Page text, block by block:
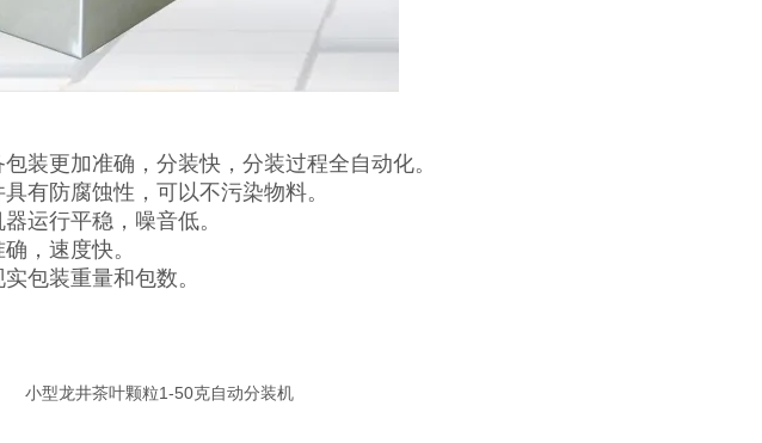
装更加准确，分装快，分装过程全自动化。
有防腐蚀性，可以不污染物料。
运行平稳，噪音低。
，速度快。
包装重量和包数。